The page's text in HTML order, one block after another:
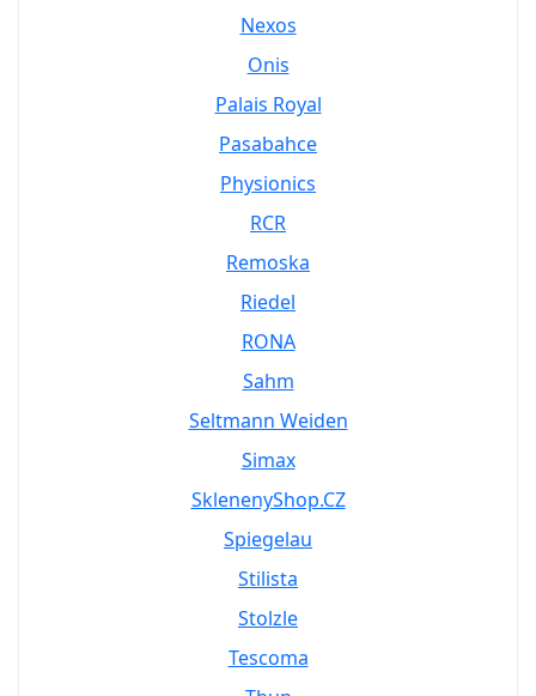
Nexos
Onis
Palais Royal
Pasabahce
Physionics
RCR
Remoska
Riedel
RONA
Sahm
Seltmann Weiden
Simax
SklenenyShop.CZ
Spiegelau
Stilista
Stolzle
Tescoma